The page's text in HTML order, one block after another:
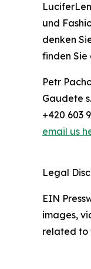
und
denken
finden Sie
Petr
Gaudete
+420 603
email us
Legal
EIN
images,
related to